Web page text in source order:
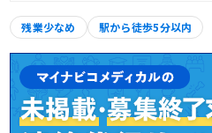
残業少なめ 駅から徒歩5分以内